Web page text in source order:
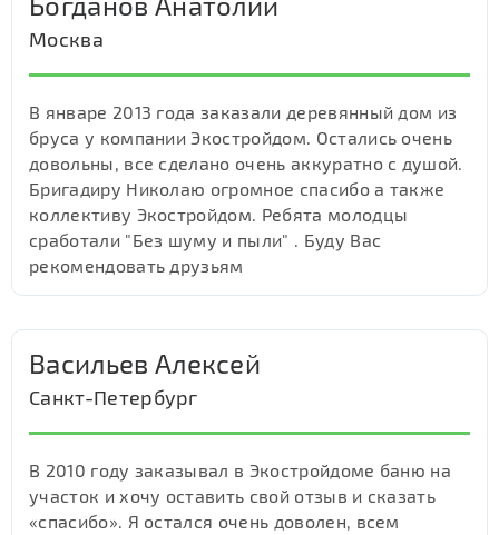
Москва
В январе 2013 года заказали деревянный дом из
бруса у компании Экостройдом. Остались очень
довольны, все сделано очень аккуратно с душой.
Бригадиру Николаю огромное спасибо а также
коллективу Экостройдом. Ребята молодцы
сработали "Без шуму и пыли" . Буду Вас
рекомендовать друзьям
Васильев Алексей
Санкт-Петербург
В 2010 году заказывал в Экостройдоме баню на
участок и хочу оставить свой отзыв и сказать
«спасибо». Я остался очень доволен, всем